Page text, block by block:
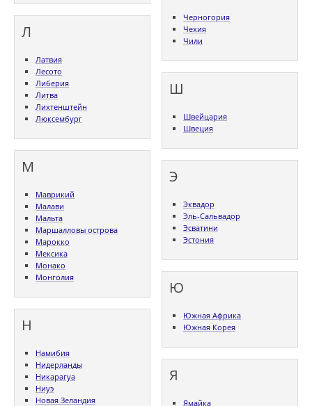
Л
Латвия
Лесото
Либерия
Литва
Лихтенштейн
Люксембург
М
Маврикий
Малави
Мальта
Маршалловы острова
Марокко
Мексика
Монако
Монголия
Н
Намибия
Нидерланды
Никарагуа
Ниуэ
Новая Зеландия
Черногория
Чехия
Чили
Ш
Швейцария
Швеция
Э
Эквадор
Эль-Сальвадор
Эсватини
Эстония
Ю
Южная Африка
Южная Корея
Я
Ямайка